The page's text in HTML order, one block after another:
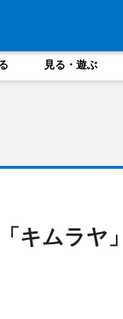
見る・遊ぶ
キムラ